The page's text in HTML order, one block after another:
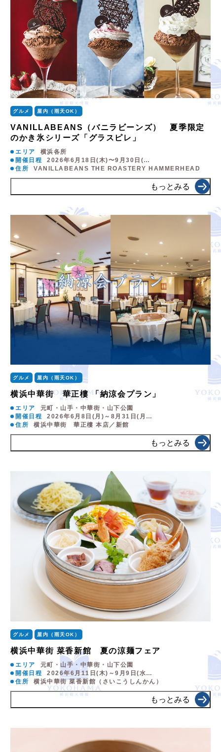
グルメ 屋内（雨天OK）
VANILLABEANS（バニラビーンズ） 夏季限定
のかき氷シリーズ「グラスピレ」
エリア
横浜各所
開催日程
2026年6月18日(木)〜9月30日(…
住所
VANILLABEANS THE ROASTERY HAMMERHEAD
もっとみる
グルメ 屋内（雨天OK）
横浜中華街 華正樓 「納涼会プラン」
エリア
元町・山手・中華街・山下公園
開催日程
2026年6月8日(月)～8月31日(月…
住所
横浜中華街 華正樓 本店／新館
もっとみる
グルメ 屋内（雨天OK）
横浜中華街 菜香新館 夏の涼麺フェア
エリア
元町・山手・中華街・山下公園
開催日程
2026年6月11日(木)～9月9日(水…
住所
横浜中華街 菜香新館（さいこうしんかん）
もっとみる